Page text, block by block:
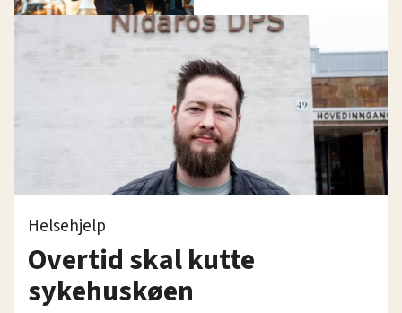
Helsehjelp
Overtid skal kutte
sykehuskøen